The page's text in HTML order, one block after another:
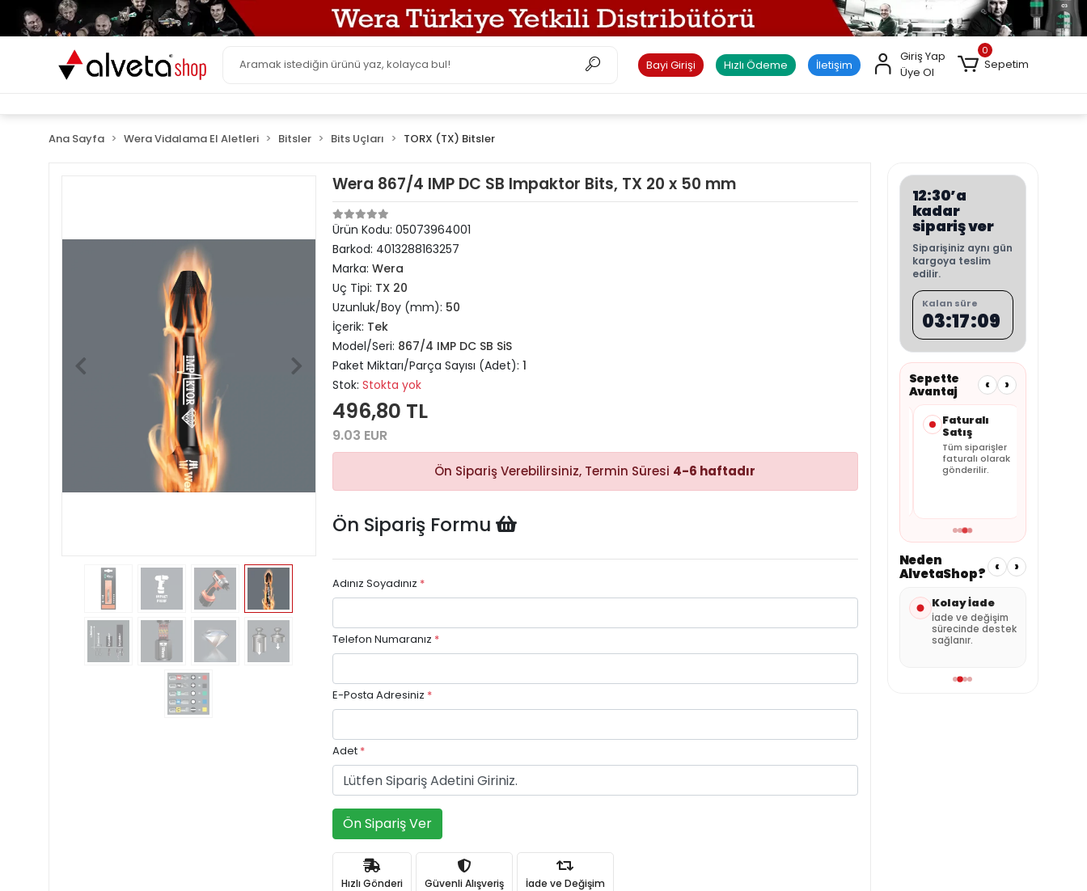
Bayi Girişi Hızlı Ödeme İletişim
Giriş Yap
Üye Ol
0
Sepetim
Ana Sayfa Wera Vidalama El Aletleri Bitsler Bits Uçları TORX (TX) Bitsler
Wera 867/4 IMP DC SB Impaktor Bits, TX 20 x 50 mm
Ürün Kodu: 05073964001
Barkod: 4013288163257
Marka: Wera
Uç Tipi: TX 20
Uzunluk/Boy (mm): 50
İçerik: Tek
Model/Seri: 867/4 IMP DC SB SiS
Paket Miktarı/Parça Sayısı (Adet): 1
Stok: Stokta yok
496,80 TL
9.03 EUR
Ön Sipariş Verebilirsiniz, Termin Süresi 4-6 haftadır
Ön Sipariş Formu
Adınız Soyadınız *
Telefon Numaranız *
E-Posta Adresiniz *
Adet *
Ön Sipariş Ver
Hızlı Gönderi Güvenli Alışveriş İade ve Değişim
12:30’a
kadar
sipariş ver
Siparişiniz aynı gün
kargoya teslim
edilir.
Kalan süre
03:17:08
Sepette
Avantaj
‹ ›
ödeme
kolayca
taksitleri
görebilirsiniz.
Faturalı
Satış
Tüm siparişler
faturalı olarak
gönderilir.
Neden
AlvetaShop?
‹ ›
Hızlı Gönderi
göre hızlı kargo
Kolay İade
sürecinde destek
Özenli
Paketleme
Ürünler güvenli
şekilde hazırlanır.